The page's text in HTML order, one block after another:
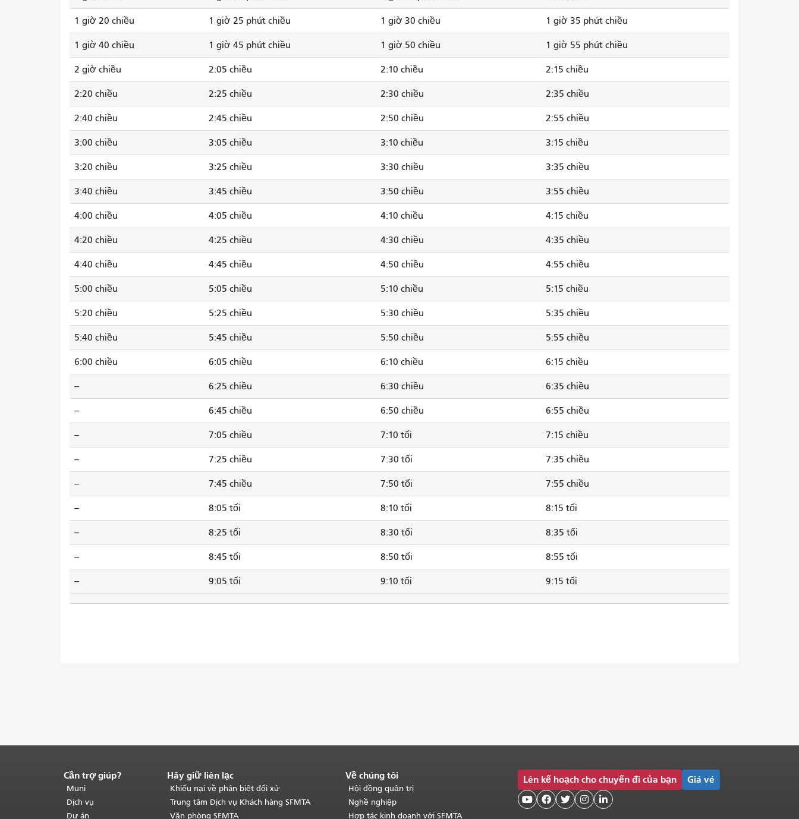
1 giờ 20 chiều 1 giờ 25 phút chiều 1 giờ 30 chiều 1 giờ 35 phút chiều
1 giờ 40 chiều 1 giờ 45 phút chiều 1 giờ 50 chiều 1 giờ 55 phút chiều
2 giờ chiều 2:05 chiều 2:10 chiều 2:15 chiều
2:20 chiều 2:25 chiều 2:30 chiều 2:35 chiều
2:40 chiều 2:45 chiều 2:50 chiều 2:55 chiều
3:00 chiều 3:05 chiều 3:10 chiều 3:15 chiều
3:20 chiều 3:25 chiều 3:30 chiều 3:35 chiều
3:40 chiều 3:45 chiều 3:50 chiều 3:55 chiều
4:00 chiều 4:05 chiều 4:10 chiều 4:15 chiều
4:20 chiều 4:25 chiều 4:30 chiều 4:35 chiều
4:40 chiều 4:45 chiều 4:50 chiều 4:55 chiều
5:00 chiều 5:05 chiều 5:10 chiều 5:15 chiều
5:20 chiều 5:25 chiều 5:30 chiều 5:35 chiều
5:40 chiều 5:45 chiều 5:50 chiều 5:55 chiều
6:00 chiều 6:05 chiều 6:10 chiều 6:15 chiều
-- 6:25 chiều 6:30 chiều 6:35 chiều
-- 6:45 chiều 6:50 chiều 6:55 chiều
-- 7:05 chiều 7:10 tối 7:15 chiều
-- 7:25 chiều 7:30 tối 7:35 chiều
-- 7:45 chiều 7:50 tối 7:55 chiều
-- 8:05 tối 8:10 tối 8:15 tối
-- 8:25 tối 8:30 tối 8:35 tối
-- 8:45 tối 8:50 tối 8:55 tối
-- 9:05 tối 9:10 tối 9:15 tối
Kết
thúc
nội
dung
Cần trợ giúp?
Muni
Dịch vụ
Dự án
Hãy giữ liên lạc
Khiếu nại về phân biệt đối xử
Trung tâm Dịch vụ Khách hàng SFMTA
Văn phòng SFMTA
Về chúng tôi
Hội đồng quản trị
Nghề nghiệp
Hợp tác kinh doanh với SFMTA
Lên kế hoạch cho chuyến đi của bạn Giá vé
    